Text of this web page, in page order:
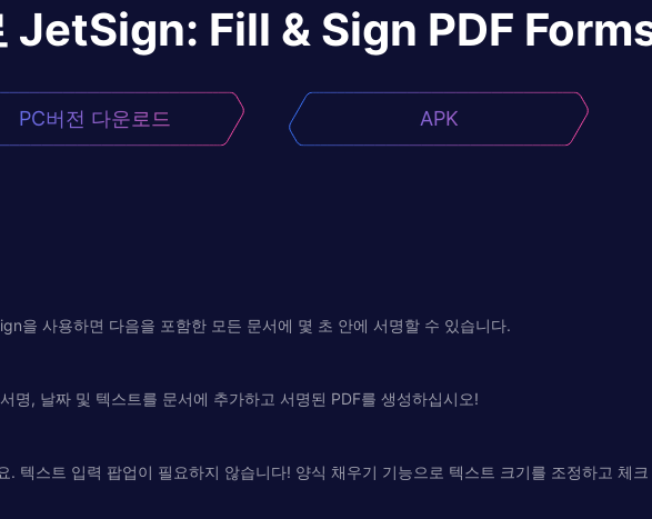
JetSign: Fill & Sign PDF
PC버전 다운로드 APK
을 사용하면 다음을 포함한 모든 문서에 몇 초 안에 서명할 수 있습니다.
명, 날짜 및 텍스트를 문서에 추가하고 서명된 PDF를 생성하십시오!
텍스트 입력 팝업이 필요하지 않습니다! 양식 채우기 기능으로 텍스트 크기를 조정하고 체